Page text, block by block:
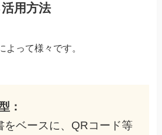
用方法
よって様々です。
：
をベースに、QRコード等